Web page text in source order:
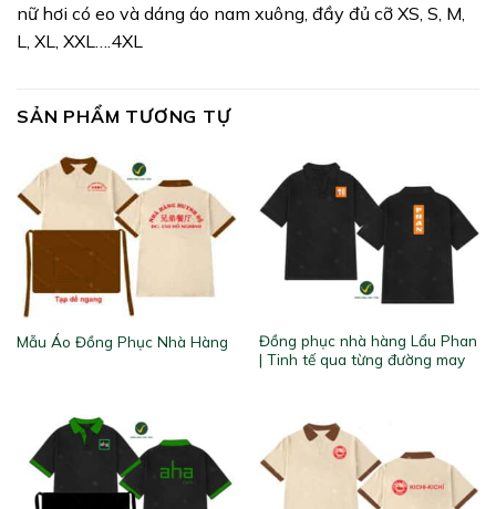
nữ hơi có eo và dáng áo nam xuông, đầy đủ cỡ XS, S, M,
L, XL, XXL….4XL
SẢN PHẨM TƯƠNG TỰ
Mẫu Áo Đồng Phục Nhà Hàng
Đồng phục nhà hàng Lẩu Phan
| Tinh tế qua từng đường may